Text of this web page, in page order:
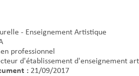
- Enseignement Artistique
professionnel
d'établissement d'enseignement
: 21/09/2017